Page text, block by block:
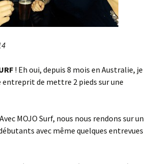
! Eh oui, depuis 8 mois en Australie, je
entreprit de mettre 2 pieds sur une
MOJO Surf, nous nous rendons sur un
avec même quelques entrevues